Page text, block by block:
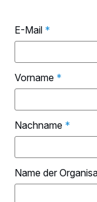
E-Mail *
Vorname *
Nachname *
Name der